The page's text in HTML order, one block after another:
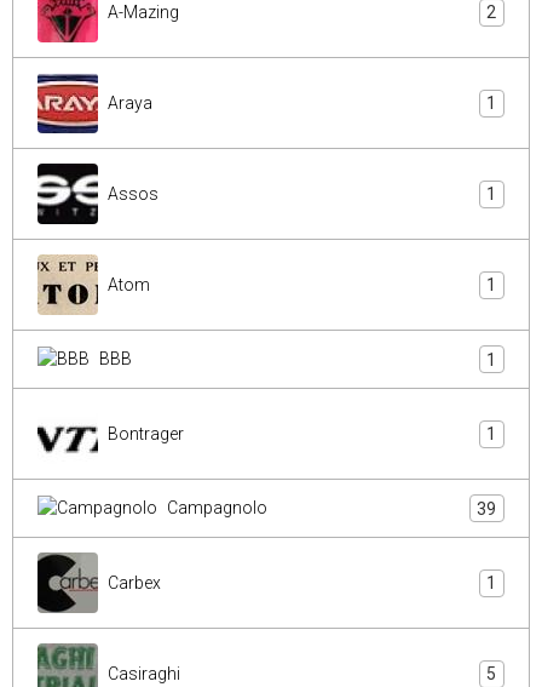
A-Mazing 2
Araya 1
Assos 1
Atom 1
BBB 1
Bontrager 1
Campagnolo 39
Carbex 1
Casiraghi 5